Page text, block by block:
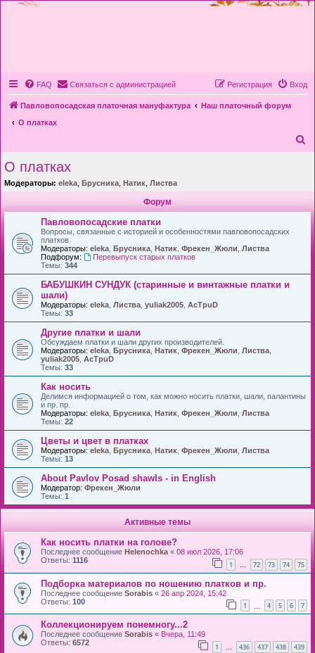
FAQ Связаться с администрацией Вход
Регистрация
Павловопосадская платочная мануфактура
Наш платочный форум
О платках
О платках
Модераторы: eleka Брусника Натик Листва
Форум
Павловопосадские платки
Вопросы, связанные с историей и особенностями павловопосадских
платков
Модераторы: eleka Брусника Натик Фрекен_Жюли Листва
Подфорум:
Перевыпуск старых платков
Темы: 344
БАБУШКИН СУНДУК (старинные и винтажные платки и
шали)
Модераторы: eleka Листва yuliak2005 AcTpuD
Темы: 33
Другие платки и шали
Обсуждаем платки и шали других производителей.
Модераторы: eleka Брусника Натик Фрекен_Жюли Листва
yuliak2005 AcTpuD
Темы: 33
Как носить
Делимся информацией о том, как можно носить платки, шали, палантины
и пр. пр.
Модераторы: eleka Брусника Натик Фрекен_Жюли Листва
Темы: 22
Цветы и цвет в платках
Модераторы: eleka Брусника Натик Фрекен_Жюли Листва
Темы: 13
About Pavlov Posad shawls - in English
Модератор: Фрекен_Жюли
Темы: 1
Активные темы
Как носить платки на голове?
Последнее сообщение Helenochka « 08 июл 2026, 17:06
Ответы: 1116 1 … 72 73 74 75
Подборка материалов по ношению платков и пр.
Последнее сообщение Sorabis « 26 апр 2024, 15:42
Ответы: 100 1 4 5 6 7
Коллекционируем понемногу...2
Последнее сообщение Sorabis « Вчера, 11:49
Ответы: 6572 1 … 436 437 438 439